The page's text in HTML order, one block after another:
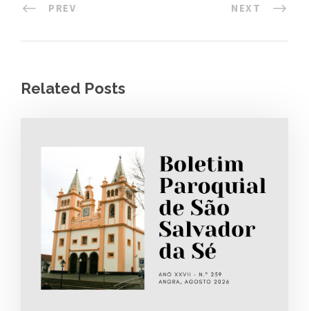
PREV NEXT
Related Posts